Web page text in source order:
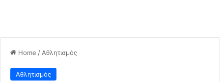
Home / Αθλητισμός
Αθλητισμός